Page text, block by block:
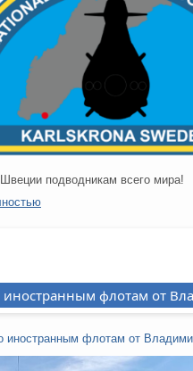
подводникам всего мира!
иностранным флотам от
иностранным флотам от